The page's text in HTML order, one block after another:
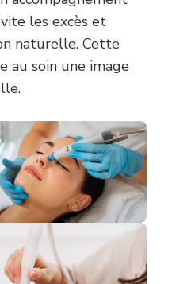
les excès et
naturelle. Cette
au soin une image